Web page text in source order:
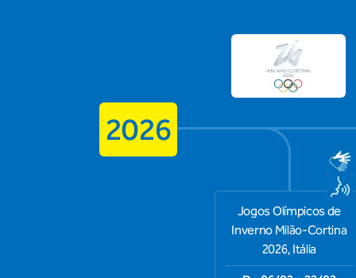
2026
Jogos Olímpicos de
Inverno Milão-Cortina
2026, Itália